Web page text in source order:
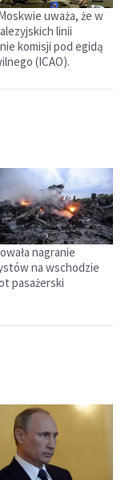
uważa, że w
linii
komisji pod egidą
(ICAO).
nagranie
na wschodzie
pasażerski